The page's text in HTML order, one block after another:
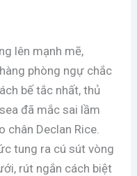
lên mạnh mẽ,
phòng ngự chắc
bế tắc nhất, thủ
đã mắc sai lầm
chân Declan Rice.
tung ra cú sút vòng
rút ngắn cách biệt